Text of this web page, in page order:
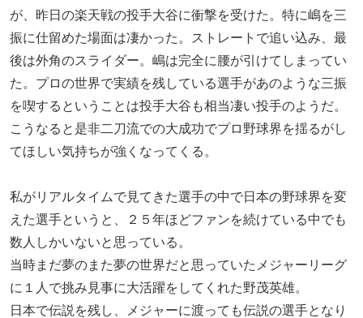
が、昨日の楽天戦の投手大谷に衝撃を受けた。特に嶋を三
振に仕留めた場面は凄かった。ストレートで追い込み、最
後は外角のスライダー。嶋は完全に腰が引けてしまってい
た。プロの世界で実績を残している選手があのような三振
を喫するということは投手大谷も相当凄い投手のようだ。
こうなると是非二刀流での大成功でプロ野球界を揺るがし
てほしい気持ちが強くなってくる。
私がリアルタイムで見てきた選手の中で日本の野球界を変
えた選手というと、２５年ほどファンを続けている中でも
数人しかいないと思っている。
当時まだ夢のまた夢の世界だと思っていたメジャーリーグ
に１人で挑み見事に大活躍をしてくれた野茂英雄。
日本で伝説を残し、メジャーに渡っても伝説の選手となり